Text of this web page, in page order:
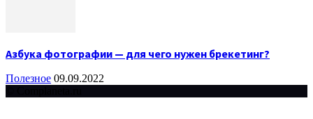
Азбука фотографии — для чего нужен брекетинг?
Полезное 09.09.2022